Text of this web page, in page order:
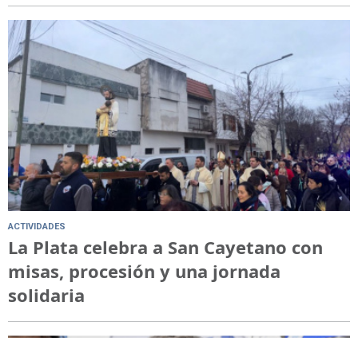
ACTIVIDADES
La Plata celebra a San Cayetano con
misas, procesión y una jornada
solidaria